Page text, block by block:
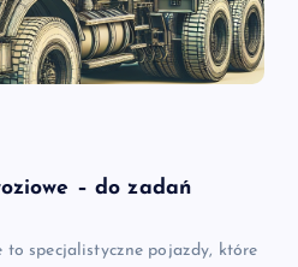
– do zadań
to specjalistyczne pojazdy, które